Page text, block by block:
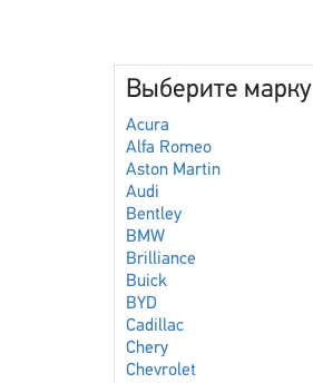
Выберите марку
Acura
Alfa Romeo
Aston Martin
Audi
Bentley
BMW
Brilliance
Buick
BYD
Cadillac
Chery
Chevrolet